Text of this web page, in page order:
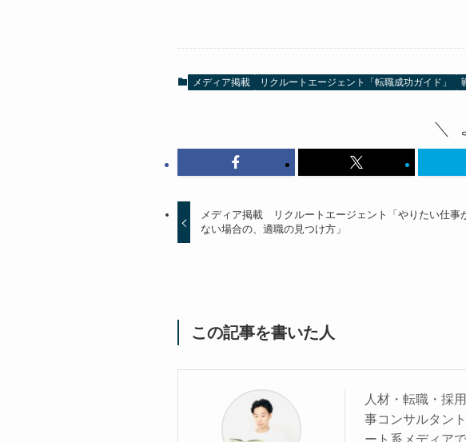
メディア掲載 リクルートエージェント「転職成功ガイド」
メディア掲載 リクルートエージェント「やりたい仕事
ない場合の、適職の見つけ方」
この記事を書いた人
人材・転職・採
事コンサルタン
ート系メディア